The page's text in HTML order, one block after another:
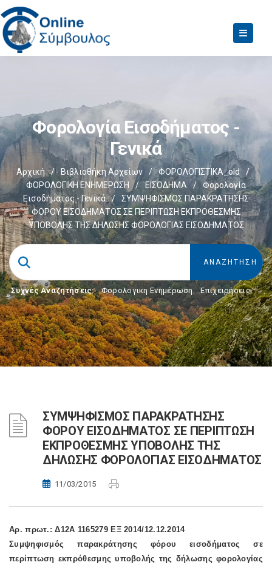
Φορολογία Εισοδήματος -
Γενικά
Αρχική / Βιβλιοθήκη Αρχείων / ΦΟΡΟΛΟΓΙΣΤΙΚΑ_old
/
ΦΟΡΟΛΟΓΙΚΗ ΕΝΗΜΕΡΩΣΗ
/ ΕΙΣΟΔΗΜΑ /
Φορολογία
Εισοδήματος - Γενικά
/
ΣΥΜΨΗΦΙΣΜΟΣ ΠΑΡΑΚΡΑΤΗΣΗΣ
ΦΟΡΟΥ ΕΙΣΟΔΗΜΑΤΟΣ ΣΕ ΠΕΡΙΠΤΩΣΗ ΕΚΠΡΟΘΕΣΜΗΣ
ΥΠΟΒΟΛΗΣ ΤΗΣ ΔΗΛΩΣΗΣ ΦΟΡΟΛΟΓΙΑΣ ΕΙΣΟΔΗΜΑΤΟΣ
Συχνές Αναζητήσεις: Φορολογικη Ενημέρωση, Επιχειρήσεις
ΣΥΜΨΗΦΙΣΜΟΣ ΠΑΡΑΚΡΑΤΗΣΗΣ
ΦΟΡΟΥ ΕΙΣΟΔΗΜΑΤΟΣ ΣΕ ΠΕΡΙΠΤΩΣΗ
ΕΚΠΡΟΘΕΣΜΗΣ ΥΠΟΒΟΛΗΣ ΤΗΣ
ΔΗΛΩΣΗΣ ΦΟΡΟΛΟΓΙΑΣ ΕΙΣΟΔΗΜΑΤΟΣ
11/03/2015
Αρ. πρωτ.: Δ12Α 1165279 ΕΞ 2014/12.12.2014
Συμψηφισμός παρακράτησης φόρου εισοδήματος σε
περίπτωση εκπρόθεσμης υποβολής της δήλωσης φορολογίας